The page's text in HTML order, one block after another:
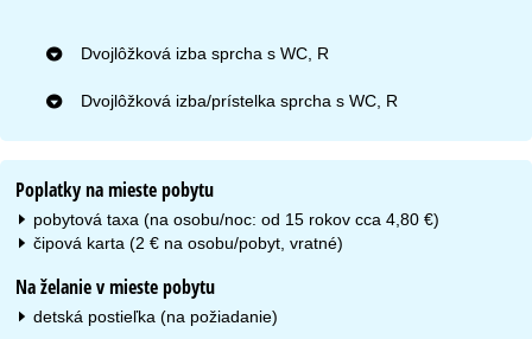
Dvojlôžková izba sprcha s WC, R
Dvojlôžková izba/prístelka sprcha s WC, R
Poplatky na mieste pobytu
pobytová taxa (na osobu/noc: od 15 rokov cca 4,80 €)
čipová karta (2 € na osobu/pobyt, vratné)
Na želanie v mieste pobytu
detská postieľka (na požiadanie)